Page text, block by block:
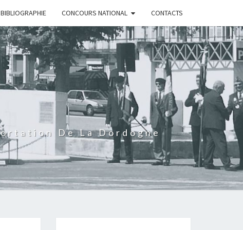
BIBLIOGRAPHIE CONCOURS NATIONAL CONTACTS
De La Dordogne